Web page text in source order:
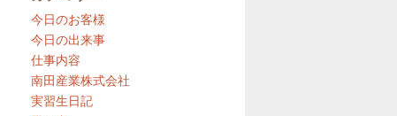
今日のお客様
今日の出来事
仕事内容
南田産業株式会社
実習生日記